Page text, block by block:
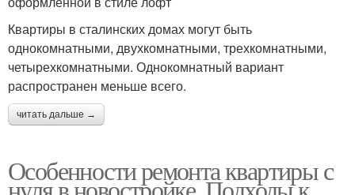
Квартиры в сталинских домах могут быть
однокомнатными, двухкомнатными, трехкомнатными,
четырехкомнатными. Однокомнатный вариант
распространен меньше всего.
читать дальше →
Особенности ремонта квартиры с